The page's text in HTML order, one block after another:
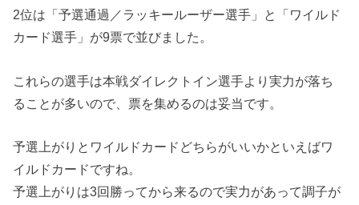
2位は「予選通過／ラッキールーザー選手」と「ワイルド
カード選手」が9票で並びました。
これらの選手は本戦ダイレクトイン選手より実力が落ち
ることが多いので、票を集めるのは妥当です。
予選上がりとワイルドカードどちらがいいかといえばワ
イルドカードですね。
予選上がりは3回勝ってから来るので実力があって調子が